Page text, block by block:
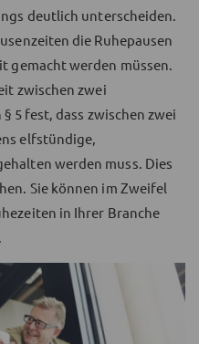
deutlich unterscheiden.
die Ruhepausen
gemacht werden müssen.
zwischen zwei
5 fest, dass zwischen zwei
elfstündige,
werden muss. Dies
Sie können im Zweifel
in Ihrer Branche